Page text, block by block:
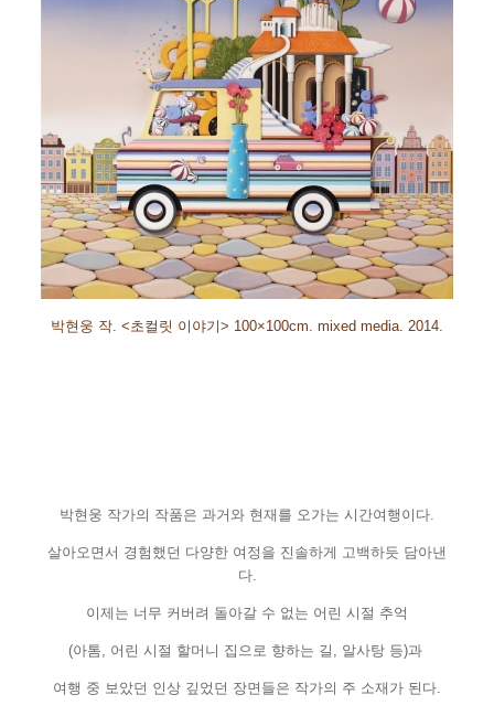
박현웅 작 . <초컬릿 이야기> 100×100cm. mixed media. 2014.
박현웅 작가의 작품은 과거와 현재를 오가는 시간여행이다
살아오면서 경험했던 다양한 여정을 진솔하게 고백하듯 담아낸
다.
이제는 너무 커버려 돌아갈 수 없는 어린 시절 추억
(아톰, 어린 시절 할머니 집으로 향하는 길 , 알사탕 등)과
여행 중 보았던 인상 깊었던 장면들은 작가의 주 소재가 된다.